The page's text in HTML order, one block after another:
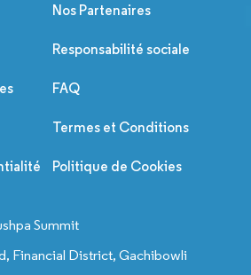
Nos Partenaires
Responsabilité sociale
FAQ
Termes et Conditions
Politique de Cookies
Summit
Financial District, Gachibowli